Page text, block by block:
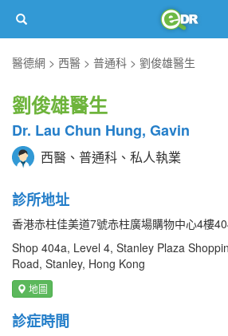
醫德網
西醫 普通科 劉俊雄醫生
劉俊雄醫生
Dr. Lau Chun Hung, Gavin
西醫、普通科、私人執業
診所地址
香港赤柱佳美道7號赤柱廣場購物中心4樓
Shop 404a, Level 4, Stanley Plaza
Road, Stanley, Hong Kong
地圖
診症時間